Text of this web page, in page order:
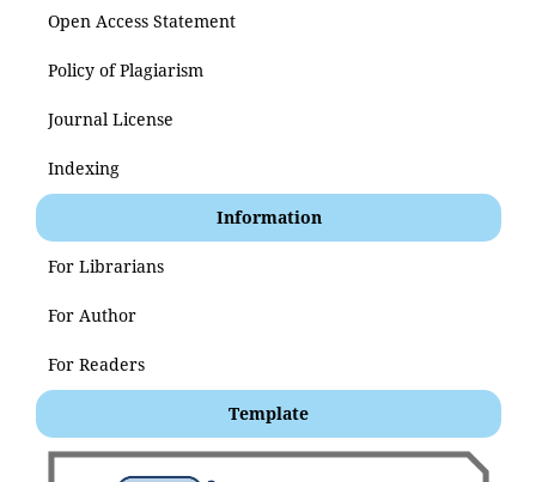
Open Access Statement
Policy of Plagiarism
Journal License
Indexing
Information
For Librarians
For Author
For Readers
Template